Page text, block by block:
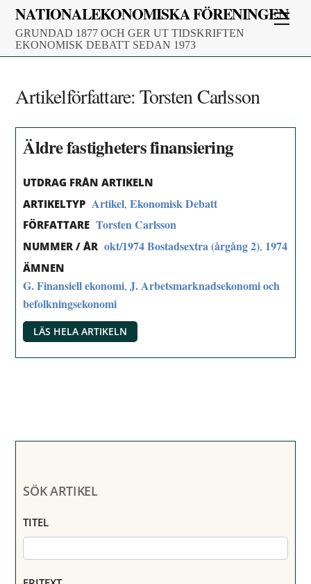
Skip
content
NATIONALEKONOMISKA FÖRENINGEN
GRUNDAD 1877 OCH GER UT TIDSKRIFTEN
EKONOMISK DEBATT SEDAN 1973
Artikelförfattare:Torsten Carlsson
Äldre fastigheters finansiering
UTDRAG FRÅN ARTIKELN
ARTIKELTYP Artikel,Ekonomisk Debatt
FÖRFATTARE Torsten Carlsson
NUMMER / ÅR okt/1974 Bostadsextra (årgång 2), 1974
ÄMNEN
G. Finansiell ekonomi,J. Arbetsmarknadsekonomi och
befolkningsekonomi
LÄS HELA ARTIKELN
SÖK ARTIKEL
TITEL